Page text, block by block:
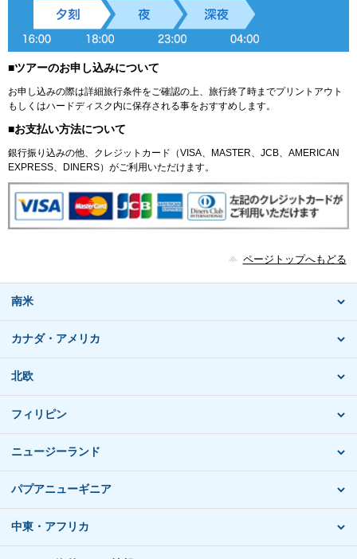
■ツアーのお申し込みについて
お申し込みの際は詳細旅行条件をご確認の上、旅行終了時までプリントアウト
もしくはハードディスク内に保存される事をおすすめします。
■お支払い方法について
銀行振り込みの他、クレジットカード（VISA、MASTER、JCB、AMERICAN
EXPRESS、DINERS）がご利用いただけます。
ページトップへもどる
南米
カナダ・アメリカ
北欧
フィリピン
ニュージーランド
パプアニューギニア
中東・アフリカ